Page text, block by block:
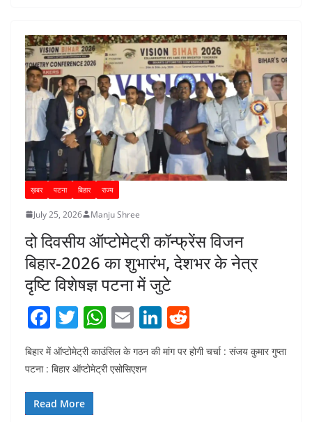
o
k
p
ख़बर पटना बिहार राज्य
July 25, 2026 Manju Shree
दो दिवसीय ऑप्टोमेट्री कॉन्फ्रेंस विजन
बिहार-2026 का शुभारंभ, देशभर के नेत्र
दृष्टि विशेषज्ञ पटना में जुटे
F
a
c
e
b
T
w
itt
er
W
h
at
s
E
ai
l
Li
n
k
e
d
बिहार में ऑप्टोमेट्री काउंसिल के गठन की मांग पर होगी चर्चा : संजय कुमार गुप्ता
पटना : बिहार ऑप्टोमेट्री एसोसिएशन
Read More